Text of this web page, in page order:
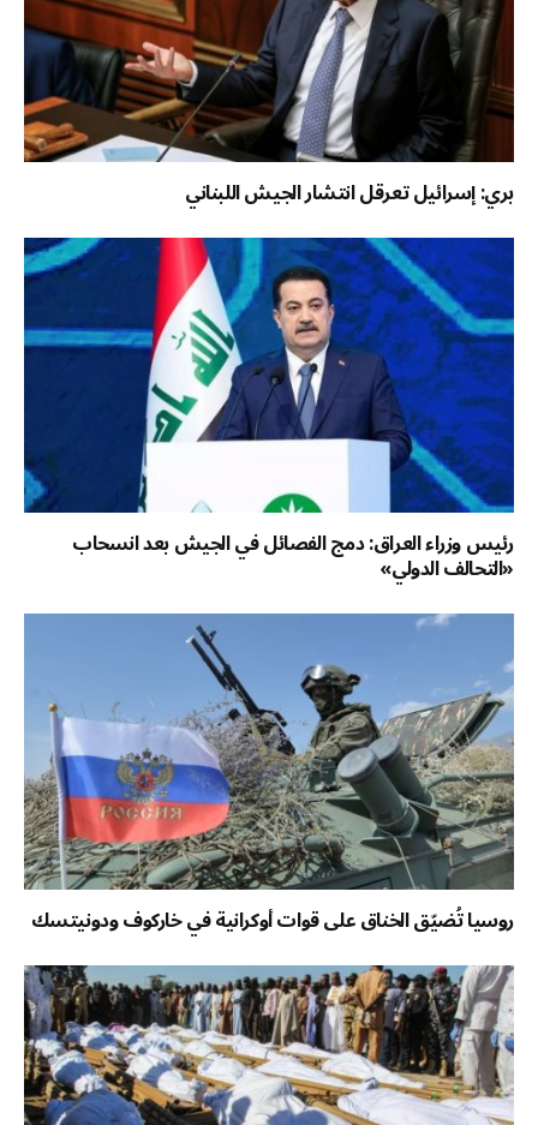
بري: إسرائيل تعرقل انتشار الجيش اللبناني
رئيس وزراء العراق: دمج الفصائل في الجيش بعد انسحاب
«التحالف الدولي»
روسيا تُضيّق الخناق على قوات أوكرانية في خاركوف ودونيتسك